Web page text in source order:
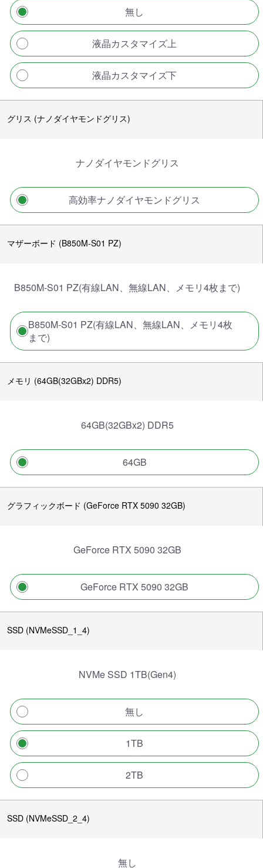
無し
液晶カスタマイズ上
液晶カスタマイズ下
グリス (ナノダイヤモンドグリス)
ナノダイヤモンドグリス
高効率ナノダイヤモンドグリス
マザーボード (B850M-S01 PZ)
B850M-S01 PZ(有線LAN、無線LAN、メモリ4枚まで)
B850M-S01 PZ(有線LAN、無線LAN、メモリ4枚
まで)
メモリ (64GB(32GBx2) DDR5)
64GB(32GBx2) DDR5
64GB
グラフィックボード (GeForce RTX 5090 32GB)
GeForce RTX 5090 32GB
GeForce RTX 5090 32GB
SSD (NVMeSSD_1_4)
NVMe SSD 1TB(Gen4)
無し
1TB
2TB
SSD (NVMeSSD_2_4)
無し